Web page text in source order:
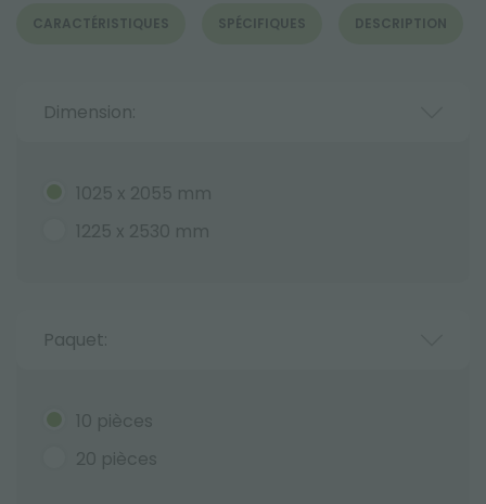
CARACTÉRISTIQUES SPÉCIFIQUES DESCRIPTION
Dimension:
1025 x 2055 mm
1225 x 2530 mm
Paquet:
10 pièces
20 pièces